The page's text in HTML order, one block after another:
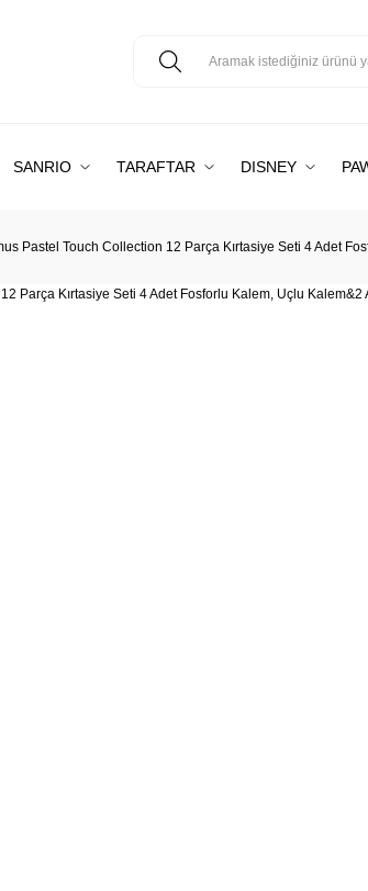
SANRIO TARAFTAR DISNEY
Pastel Touch Collection 12 Parça Kırtasiye Seti 4 Adet